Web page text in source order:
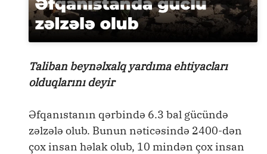
Taliban beynəlxalq yardıma ehtiyacları
olduqlarını deyir
Əfqanıstanın qərbində 6.3 bal gücündə
zəlzələ olub. Bunun nəticəsində 2400-dən
çox insan həlak olub, 10 mindən çox insan